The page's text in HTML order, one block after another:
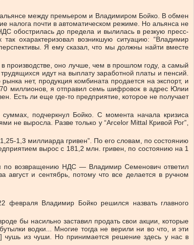
между премьером и Владимиром Бойко. В обмен
налога почти в автоматическом режиме. Но альянса не
обострилась до предела и вылилась в резкую пресс-
охарактеризовал возникшую ситуацию: “Владимир
Я ему сказал, что мы должны найти вместе
оно лучше, чем в прошлом году, а самый
идут на выплату заработной платы и пенсий.
нет, продукция комбината продается на экспорт, и
миллионов, я отправил семь шифровок в адрес Юлии
Есть ли еще где-то предприятие, которое не получает
подчеркнул Бойко. С момента начала кризиса
не выросла. Разве только у “Arcelor Mittal Кривой Рог”,
1,3 миллиарда гривен”. По его словам, по состоянию
вырос с 181,2 млн. гривен, по состоянию на 1
по возвращению НДС — Владимир Семенович ответил
и сентябрь, потому что все делается в ручном
февраля Владимир Бойко решился назвать главного
бы насильно заставил продать свои акции, которые
водки... Многие тогда не верили ни во что, и эти
чушь из чуши. Но принимается решение здесь у нас в